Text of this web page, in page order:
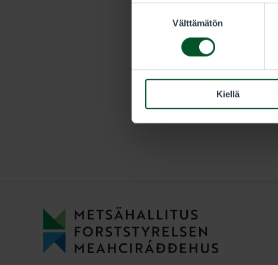
Välttämätön
Kiellä